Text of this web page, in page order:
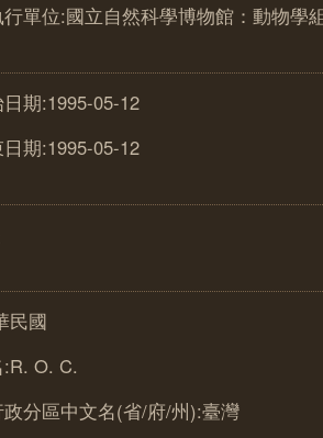
單位:國立自然科學博物館：動物學
期:1995-05-12
期:1995-05-12
民國
O. C.
分區中文名(省/府/州):臺灣